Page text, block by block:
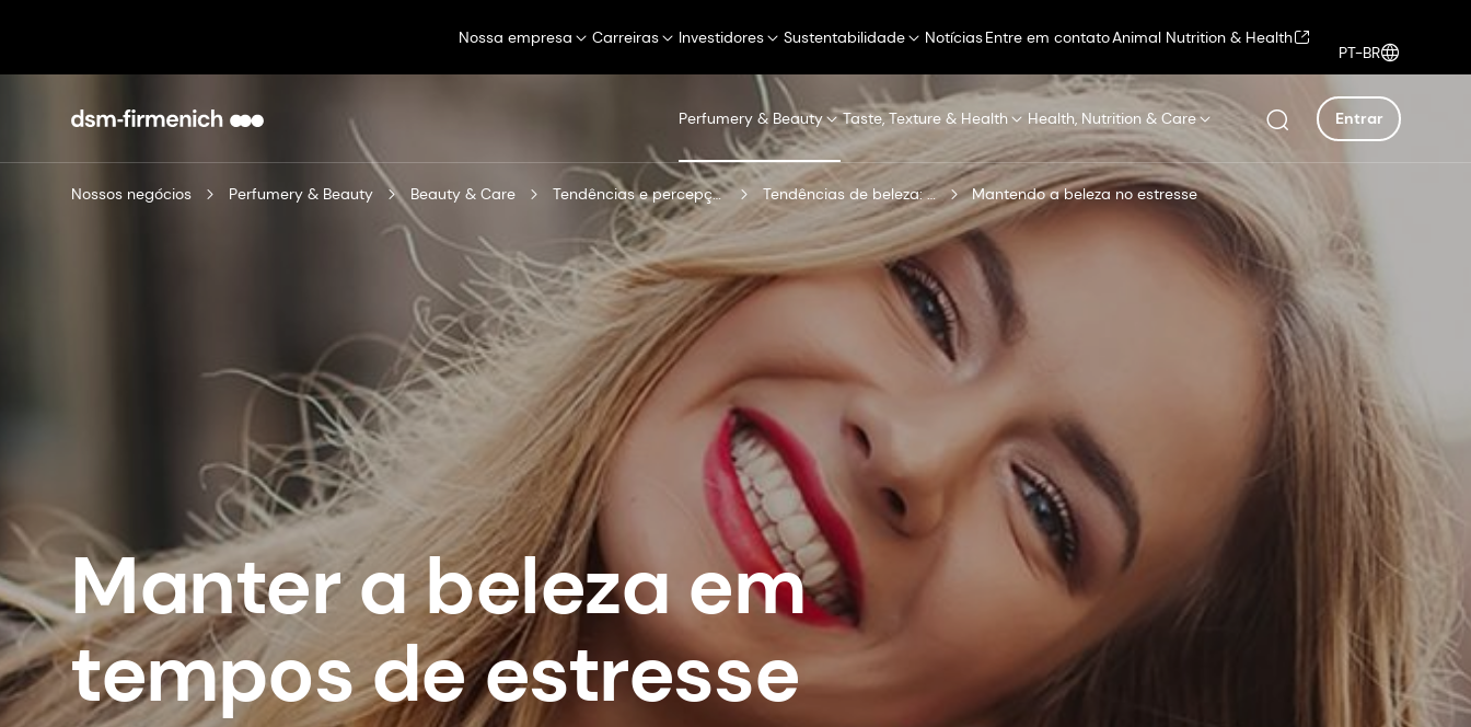
Nossa empresa Carreiras Investidores Sustentabilidade NotíciasEntre em contatoAnimal Nutrition & Health
PT-BR
Perfumery & Beauty Taste, Texture & Health Health, Nutrition & Care Entrar
Nossos negócios Perfumery & Beauty Beauty & Care Tendências e percepções Tendências de beleza: Arquivo Mantendo a beleza no estresse
Manter a beleza em
tempos de estresse